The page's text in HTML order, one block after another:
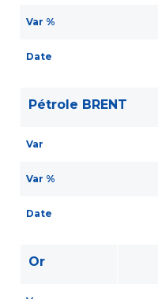
Var %
Date
Pétrole BRENT
Var
Var %
Date
Or